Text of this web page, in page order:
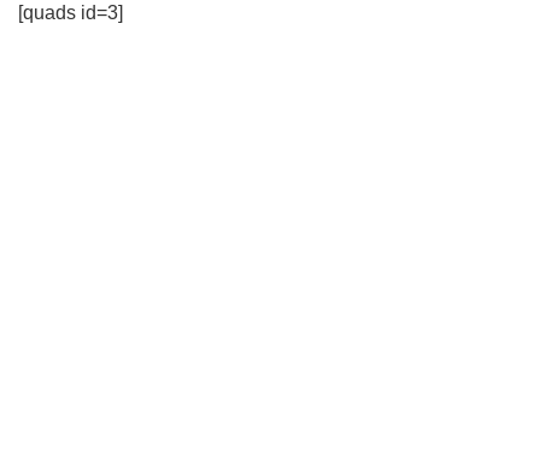
[quads id=3]